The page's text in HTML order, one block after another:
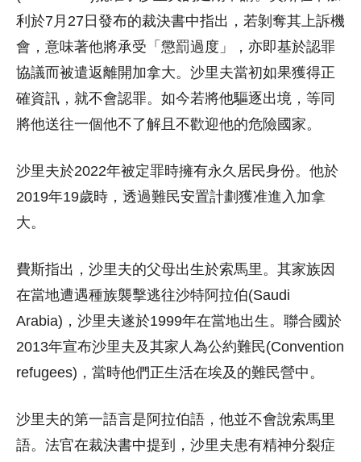
利於7月27日發布的裁決書中指出，若剝奪其上訴機
會，意味著他將承受「懲罰過度」，亦即基於認罪
協議而被遣返離開加拿大。沙里夫當初如果獲得正
確資訊，就不會認罪。如今若將他驅逐出境，等同
將他送往一個他不了解且不歡迎他的危險國家。
沙里夫於2022年被定罪時擁有永久居民身份。他於
2019年19歲時，透過難民安置計劃獲准進入加拿
大。
費斯指出，沙里夫的父母出生於索馬里。其家族因
在當地遭遇種族襲擊逃往沙特阿拉伯(Saudi
Arabia)，沙里夫遂於1999年在當地出生。聯合國於
2013年宣布沙里夫及其家人為公約難民(Convention
refugees)，當時他們正生活在埃及的難民營中。
沙里夫的第一語言是阿拉伯語，他並不會說索馬里
語。法官在裁決書中提到，沙里夫患有精神分裂症